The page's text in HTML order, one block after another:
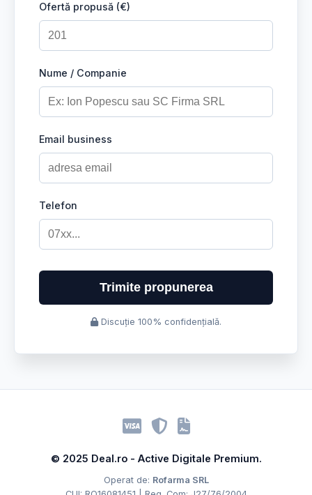
Ofertă propusă (€)
Nume / Companie
Email business
Telefon
Trimite propunerea
Discuție 100% confidențială.
© 2025 Deal.ro - Active Digitale Premium.
Operat de: Rofarma SRL